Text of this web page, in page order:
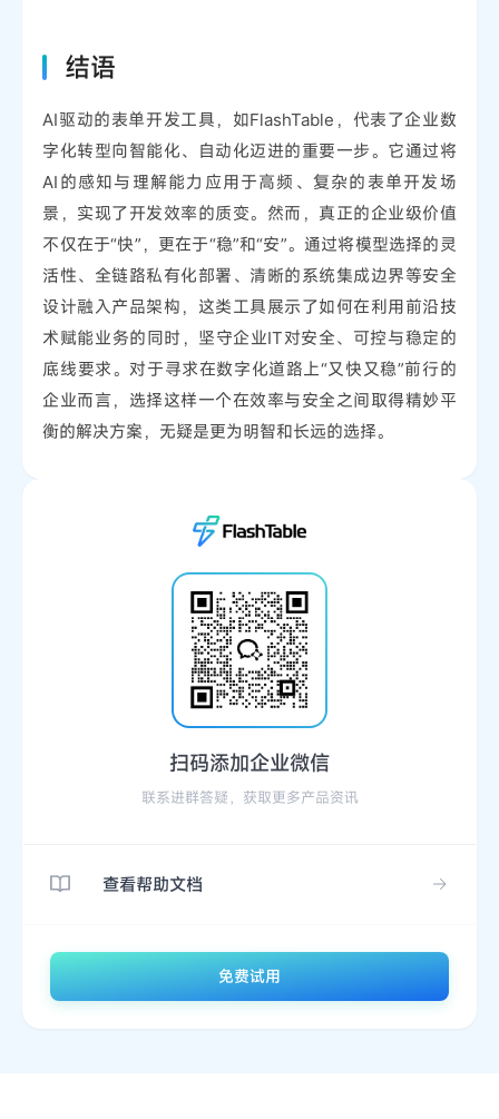
结语
AI驱动的表单开发工具，如FlashTable，代表了企业数
字化转型向智能化、自动化迈进的重要一步。它通过将
AI的感知与理解能力应用于高频、复杂的表单开发场
景，实现了开发效率的质变。然而，真正的企业级价值
不仅在于“快”，更在于“稳”和“安”。通过将模型选择的灵
活性、全链路私有化部署、清晰的系统集成边界等安全
设计融入产品架构，这类工具展示了如何在利用前沿技
术赋能业务的同时，坚守企业IT对安全、可控与稳定的
底线要求。对于寻求在数字化道路上“又快又稳”前行的
企业而言，选择这样一个在效率与安全之间取得精妙平
衡的解决方案，无疑是更为明智和长远的选择。
扫码添加企业微信
联系进群答疑，获取更多产品资讯
查看帮助文档
免费试用